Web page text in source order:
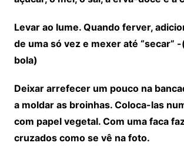
Levar ao lume. Quando ferver,
de uma só vez e mexer até “secar”
bola)
Deixar arrefecer um pouco na
a moldar as broinhas. Coloca-las
com papel vegetal. Com uma faca
cruzados como se vê na foto.